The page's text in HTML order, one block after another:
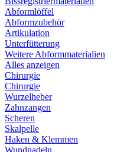
Abformlöffel
Abformzubehör
Artikulation
Unterfütterung
Weitere Abformmaterialien
Alles anzeigen
Chirurgie
Chirurgie
Wurzelheber
Zahnzangen
Scheren
Skalpelle
Haken & Klemmen
Wundnadeln